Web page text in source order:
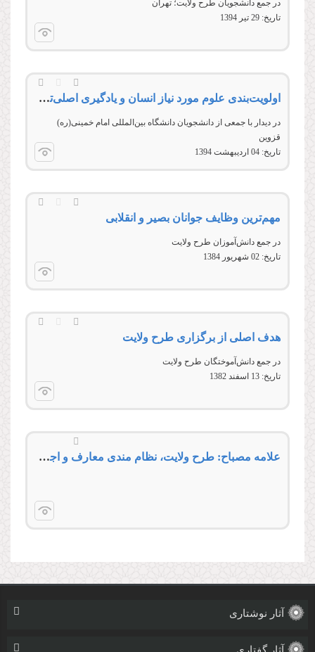
در جمع دانشجويان طرح ولايت؛ تهران
تاریخ: 29 تير 1394
اولویت‌بندی علوم مورد نیاز انسان و یادگیری اصلی‌ترین آن‌ها
در ديدار با جمعی از دانشجويان دانشگاه بين‌المللی امام خمينی(ره)
قزوين
تاریخ: 04 ارديبهشت 1394
مهم‌‌ترین وظایف جوانان بصیر و انقلابی
در جمع دانش‌‌‌‌‌‌‌‌آموزان طرح ولايت
تاریخ: 02 شهريور 1384
هدف اصلی از برگزاری طرح ولایت
در جمع دانش‌‌آموختگان طرح ولایت
تاریخ: 13 اسفند 1382
علامه مصباح: طرح ولایت، نظام مندی معارف و اجزاء دینی را تبیین می کند
آثار نوشتاری
آثار گفتاری